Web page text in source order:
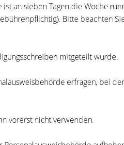
an sieben Tagen die Woche
Bitte beachten
mitgeteilt wurde.
erfragen, bei
vorerst nicht verwenden.